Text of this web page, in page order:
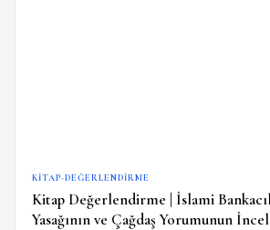
KITAP-DEĞERLENDIRME
Kitap Değerlendirme | İslami
Yasağının ve Çağdaş